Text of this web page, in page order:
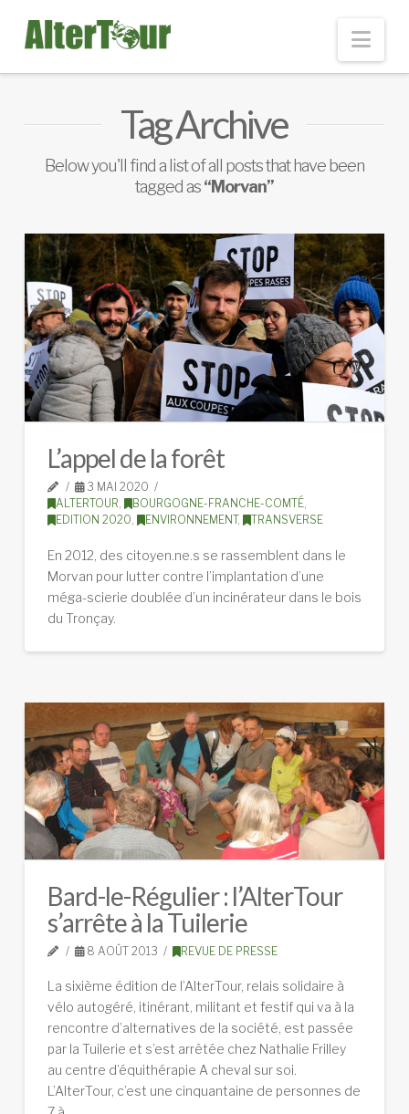
Tag Archive
Below you'll find a list of all posts that have been
tagged as“Morvan”
L’appel de la forêt
3 MAI 2020
ALTERTOUR, BOURGOGNE-FRANCHE-COMTÉ,
EDITION 2020, ENVIRONNEMENT, TRANSVERSE
En 2012, des citoyen.ne.s se rassemblent dans le
Morvan pour lutter contre l’implantation d’une
méga-scierie doublée d’un incinérateur dans le bois
du Tronçay.
Bard-le-Régulier : l’AlterTour
s’arrête à la Tuilerie
8 AOÛT 2013 REVUE DE PRESSE
La sixième édition de l’AlterTour, relais solidaire à
vélo autogéré, itinérant, militant et festif qui va à la
rencontre d’alternatives de la société, est passée
par la Tuilerie et s’est arrêtée chez Nathalie Frilley
au centre d’équithérapie A cheval sur soi.
L’AlterTour, c’est une cinquantaine de personnes de